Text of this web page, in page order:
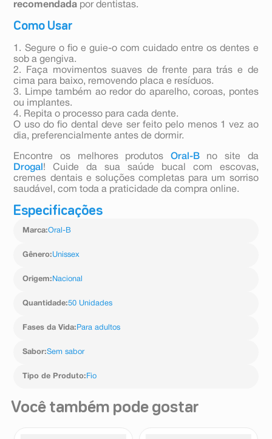
recomendada por dentistas.
Como Usar
1. Segure o fio e guie-o com cuidado entre os dentes e
sob a gengiva.
2. Faça movimentos suaves de frente para trás e de
cima para baixo, removendo placa e resíduos.
3. Limpe também ao redor do aparelho, coroas, pontes
ou implantes.
4. Repita o processo para cada dente.
O uso do fio dental deve ser feito pelo menos 1 vez ao
dia, preferencialmente antes de dormir.
Encontre os melhores produtos Oral-Bno site da
Drogal ! Cuide da sua saúde bucal com escovas,
cremes dentais e soluções completas para um sorriso
saudável, com toda a praticidade da compra online.
Especificações
Marca:Oral-B
Gênero:Unissex
Origem: Nacional
Quantidade:50 Unidades
Fases da Vida: Para adultos
Sabor:Sem sabor
Tipo de Produto: Fio
Você também pode gostar